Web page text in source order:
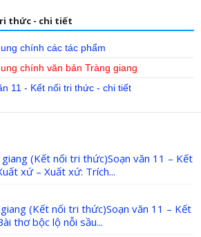
thức - chi tiết
chính các tác phẩm
chính văn bản Tràng giang
11 - Kết nối tri thức - chi tiết
(Kết nối tri thức)Soạn văn 11 – Kết
xứ – Xuất xứ: Trích...
(Kết nối tri thức)Soạn văn 11 – Kết
thơ bộc lộ nỗi sầu...